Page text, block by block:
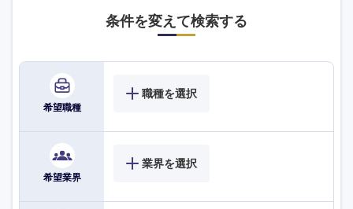
条件を変えて検索する
希望職種
職種を選択
希望業界
業界を選択